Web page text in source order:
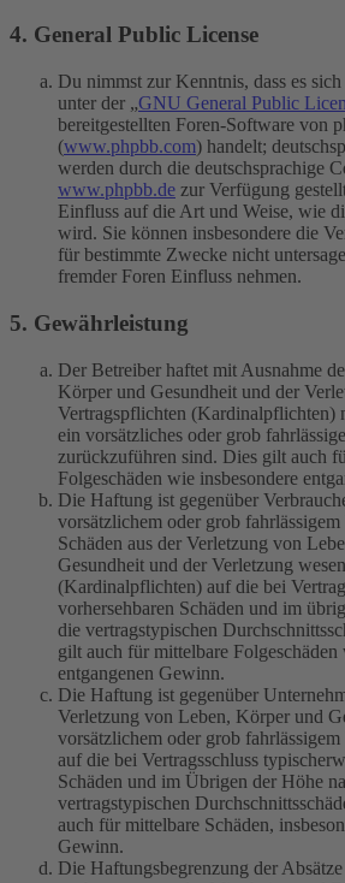
4. General Public License
Du nimmst zur Kenntnis, dass es
unter der „GNU General Public
bereitgestellten Foren-Software von
(www.phpbb.com) handelt;
werden durch die deutschsprachige
www.phpbb.de zur Verfügung
Einfluss auf die Art und Weise, wie
wird. Sie können insbesondere die
für bestimmte Zwecke nicht
fremder Foren Einfluss nehmen.
5. Gewährleistung
Der Betreiber haftet mit Ausnahme
Körper und Gesundheit und der
Vertragspflichten (Kardinalpflichten)
ein vorsätzliches oder grob
zurückzuführen sind. Dies gilt auch
Folgeschäden wie insbesondere
Die Haftung ist gegenüber
vorsätzlichem oder grob
Schäden aus der Verletzung von
Gesundheit und der Verletzung
(Kardinalpflichten) auf die bei
vorhersehbaren Schäden und im
die vertragstypischen
gilt auch für mittelbare Folgeschäden
entgangenen Gewinn.
Die Haftung ist gegenüber
Verletzung von Leben, Körper und
vorsätzlichem oder grob
auf die bei Vertragsschluss
Schäden und im Übrigen der Höhe
vertragstypischen
auch für mittelbare Schäden,
Gewinn.
Die Haftungsbegrenzung der